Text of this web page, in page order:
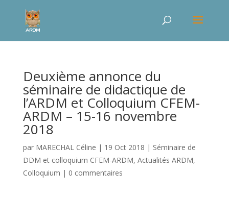
Deuxième annonce du
séminaire de didactique de
l’ARDM et Colloquium CFEM-
ARDM – 15-16 novembre
2018
par MARECHAL Céline | 19 Oct 2018 | Séminaire de
DDM et colloquium CFEM-ARDM, Actualités ARDM,
Colloquium | 0 commentaires